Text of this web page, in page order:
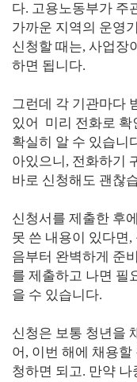
다. 고용노동부가 주
가까운 지역의 운영
신청할 때는, 사업장
하면 됩니다.
그런데 각 기관마다
있어 미리 전화로 확
확실히 알 수 있습니
아있으니, 전화하기
바로 신청해도 괜찮
신청서를 제출한 후
못 쓴 내용이 있다면
음부터 완벽하게 준
를 제출하고 나면 필
을 수 있습니다.
신청은 보통 청년을
어, 이번 해에 채용
청하면 되고. 만약